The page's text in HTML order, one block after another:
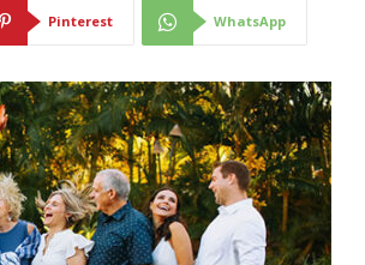
Pinterest WhatsApp